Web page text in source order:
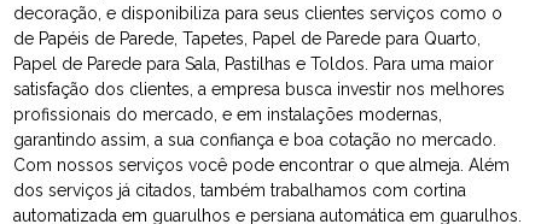
decoração, e disponibiliza para seus clientes serviços como o
de Papéis de Parede, Tapetes, Papel de Parede para Quarto,
Papel de Parede para Sala, Pastilhas e Toldos. Para uma maior
satisfação dos clientes, a empresa busca investir nos melhores
profissionais do mercado, e em instalações modernas,
garantindo assim, a sua confiança e boa cotação no mercado.
Com nossos serviços você pode encontrar o que almeja. Além
dos serviços já citados, também trabalhamos com cortina
automatizada em guarulhos e persiana automática em guarulhos.